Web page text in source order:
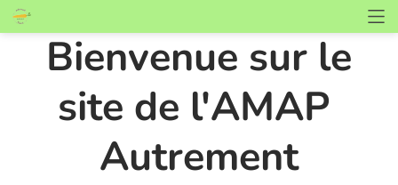
Bienvenue sur le
site de l'AMAP
Autrement